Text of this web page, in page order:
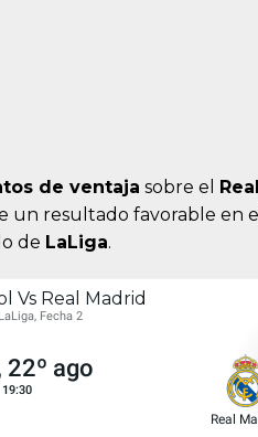
de ventaja sobre el
un resultado favorable en
de LaLiga.
Vs Real Madrid
Fecha 2
22º ago
19:30
Real